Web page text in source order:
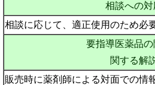
相談への対
相談に応じて、適正使用のため必
要指導医薬品の
関する解
販売時に薬剤師による対面での情